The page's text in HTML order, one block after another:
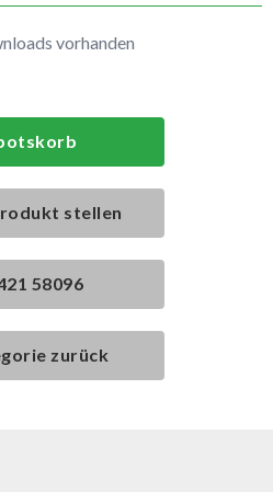
vorhanden
stellen
58096
zurück